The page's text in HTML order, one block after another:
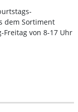
dem Sortiment
von 8-17 Uhr